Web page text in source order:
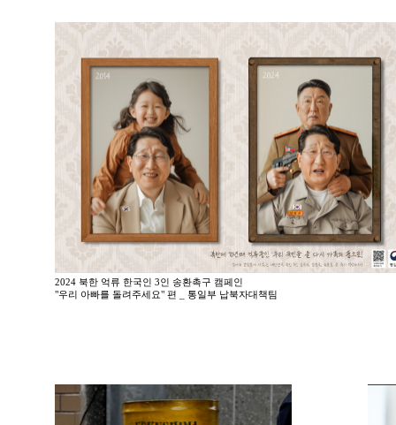
2024 북한 억류 한국인 3인 송환촉구 캠페인
"우리 아빠를 돌려주세요" 편 _ 통일부 납북자대책팀